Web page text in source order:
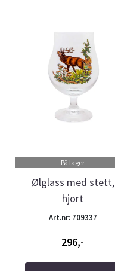
På lager
Ølglass med stett,
hjort
Art.nr: 709337
296,-